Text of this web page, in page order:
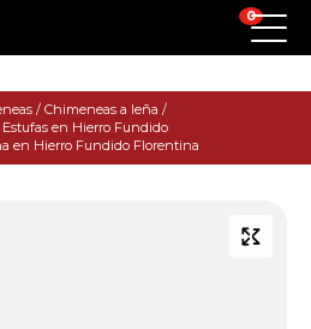
0
/ Chimeneas a leña /
en Hierro Fundido
en Hierro Fundido Florentina